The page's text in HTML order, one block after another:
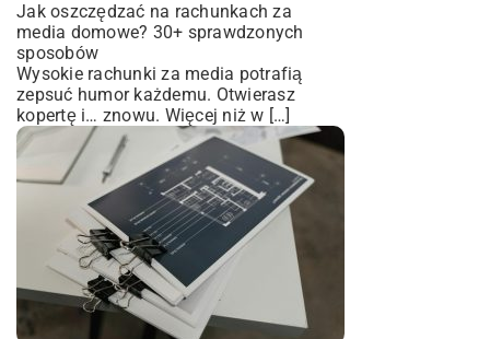
Jak oszczędzać na rachunkach za
media domowe? 30+ sprawdzonych
sposobów
Wysokie rachunki za media potrafią
zepsuć humor każdemu. Otwierasz
kopertę i… znowu. Więcej niż w […]